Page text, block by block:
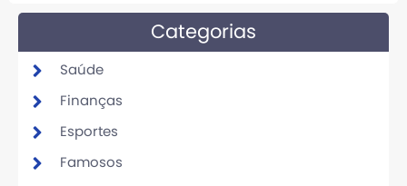
Categorias
Saúde
Finanças
Esportes
Famosos